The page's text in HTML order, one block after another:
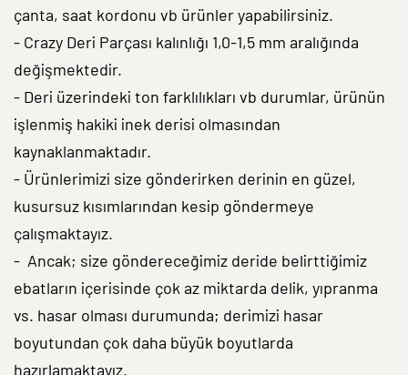
çanta, saat kordonu vb ürünler yapabilirsiniz.
- Crazy Deri Parçası kalınlığı 1,0-1,5 mm aralığında
değişmektedir.
- Deri üzerindeki ton farklılıkları vb durumlar, ürünün
işlenmiş hakiki inek derisi olmasından
kaynaklanmaktadır.
- Ürünlerimizi size gönderirken derinin en güzel,
kusursuz kısımlarından kesip göndermeye
çalışmaktayız.
- Ancak; size göndereceğimiz deride belirttiğimiz
ebatların içerisinde çok az miktarda delik, yıpranma
vs. hasar olması durumunda; derimizi hasar
boyutundan çok daha büyük boyutlarda
hazırlamaktayız.